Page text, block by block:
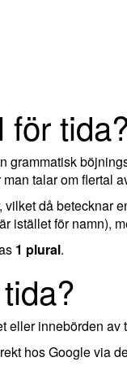
för
grammatisk
talar om flertal
, vilket då betecknar
istället för namn),
1 plural.
eller innebörden
hos Google via